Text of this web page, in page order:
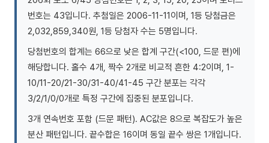
번호는 43입니다. 추첨일은 2006-11-11이며, 1등 당첨금은
2,032,859,340원, 1등 당첨자 수는 5명입니다.
당첨번호의 합계는 66으로 낮은 합계 구간(<100, 드문 편)에
해당합니다. 홀수 4개, 짝수 2개로 비교적 흔한 4:2이며, 1-
10/11-20/21-30/31-40/41-45 구간 분포는 각각
3/2/1/0/0개로 특정 구간에 집중된 분포입니다.
3개 연속번호 포함 (드문 패턴). AC값은 8으로 복잡도가 높은
분산 패턴입니다. 끝수합은 16이며 동일 끝수 쌍은 1개입니다.